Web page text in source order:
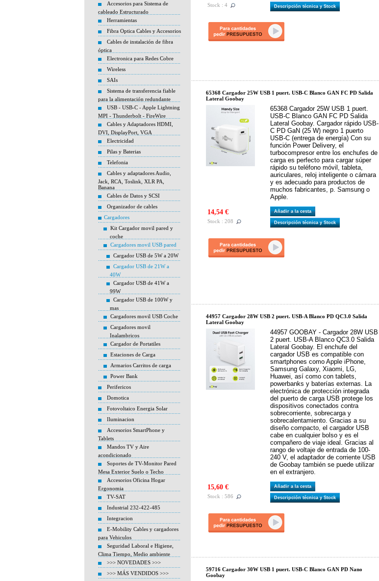
Accesorios para Sistema de
cableado Estructurado
Herramientas
Fibra Optica Cables y Accesorios
Cables de instalación de fibra
óptica
Electronica para Redes Cobre
Wireless
SAIs
Sistema de transferencia fiable
para la alimentación redundante
USB - USB-C - Apple Lightning
MPI - Thunderbolt - FireWire
Cables y Adaptadores HDMI,
DVI, DisplayPort, VGA
Electricidad
Pilas y Baterias
Telefonia
Cables y adaptadores Audio,
Jack, RCA, Toslink, XLR PA,
Banana
Cables de Datos y SCSI
Organizador de cables
Cargadores
Kit Cargador movil pared y
coche
Cargadores movil USB pared
Cargador USB de 5W a 20W
Cargador USB de 21W a
40W
Cargador USB de 41W a
99W
Cargador USB de 100W y
mas
Cargadores movil USB Coche
Cargadores movil
Inalambricos
Cargador de Portatiles
Estaciones de Carga
Armarios Carritos de carga
Power Bank
Perifericos
Domotica
Fotovoltaico Energia Solar
Iluminacion
Accesorios SmartPhone y
Tablets
Mandos TV y Aire
acondicionado
Soportes de TV-Monitor Pared
Mesa Exterior Suelo o Techo
Accesorios Oficina Hogar
Ergonomia
TV-SAT
Industrial 232-422-485
Integracion
E-Mobility Cables y cargadores
para Vehiculos
Seguridad Laboral e Higiene,
Clima Tiempo, Medio ambiente
>>> NOVEDADES >>>
>>> MÁS VENDIDOS >>>
Stock : 4 Descripción técnica y Stock
65368 Cargador 25W USB 1 puert. USB-C Blanco GAN FC PD Salida
Lateral Goobay
65368 Cargador 25W USB 1 puert.
USB-C Blanco GAN FC PD Salida
Lateral Goobay. Cargador rápido USB-
C PD GaN (25 W) negro 1 puerto
USB-C (entrega de energía) Con su
función Power Delivery, el
turbocompresor entre los enchufes de
carga es perfecto para cargar súper
rápido su teléfono móvil, tableta,
auriculares, reloj inteligente o cámara
y es adecuado para productos de
muchos fabricantes, p. Samsung o
Apple.
14,54 €
Stock : 208
Añadir a la cesta
Descripción técnica y Stock
44957 Cargador 28W USB 2 puert. USB-A Blanco PD QC3.0 Salida
Lateral Goobay
44957 GOOBAY - Cargador 28W USB
2 puert. USB-A Blanco QC3.0 Salida
Lateral Goobay. El enchufe del
cargador USB es compatible con
smartphones como Apple iPhone,
Samsung Galaxy, Xiaomi, LG,
Huawei, así como con tablets,
powerbanks y baterías externas. La
electrónica de protección integrada
del puerto de carga USB protege los
dispositivos conectados contra
sobrecorriente, sobrecarga y
sobrecalentamiento. Gracias a su
diseño compacto, el cargador USB
cabe en cualquier bolso y es el
compañero de viaje ideal. Gracias al
rango de voltaje de entrada de 100-
240 V, el adaptador de corriente USB
de Goobay también se puede utilizar
en el extranjero.
15,60 €
Stock : 586
Añadir a la cesta
Descripción técnica y Stock
59716 Cargador 30W USB 1 puert. USB-C Blanco GAN PD Nano
Goobay